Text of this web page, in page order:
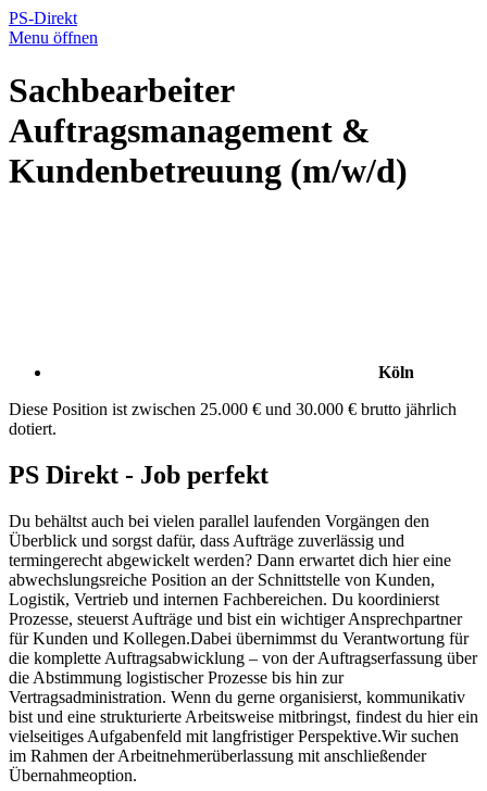
PS-Direkt
Menu öffnen
Sachbearbeiter
Auftragsmanagement &
Kundenbetreuung (m/w/d)
Köln
Diese Position ist zwischen 25.000 € und 30.000 € brutto jährlich
dotiert.
PS Direkt - Job perfekt
Du behältst auch bei vielen parallel laufenden Vorgängen den
Überblick und sorgst dafür, dass Aufträge zuverlässig und
termingerecht abgewickelt werden? Dann erwartet dich hier eine
abwechslungsreiche Position an der Schnittstelle von Kunden,
Logistik, Vertrieb und internen Fachbereichen. Du koordinierst
Prozesse, steuerst Aufträge und bist ein wichtiger Ansprechpartner
für Kunden und Kollegen.Dabei übernimmst du Verantwortung für
die komplette Auftragsabwicklung – von der Auftragserfassung über
die Abstimmung logistischer Prozesse bis hin zur
Vertragsadministration. Wenn du gerne organisierst, kommunikativ
bist und eine strukturierte Arbeitsweise mitbringst, findest du hier ein
vielseitiges Aufgabenfeld mit langfristiger Perspektive.Wir suchen
im Rahmen der Arbeitnehmerüberlassung mit anschließender
Übernahmeoption.